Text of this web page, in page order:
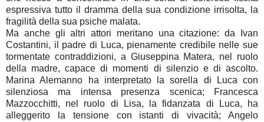
espressiva tutto il dramma della sua condizione irrisolta, la
fragilità della sua psiche malata.
Ma anche gli altri attori meritano una citazione: da Ivan
Costantini, il padre di Luca, pienamente credibile nelle sue
tormentate contraddizioni, a Giuseppina Matera, nel ruolo
della madre, capace di momenti di silenzio e di ascolto.
Marina Alemanno ha interpretato la sorella di Luca con
silenziosa ma intensa presenza scenica; Francesca
Mazzocchitti, nel ruolo di Lisa, la fidanzata di Luca, ha
alleggerito la tensione con istanti di vivacità; Angelo